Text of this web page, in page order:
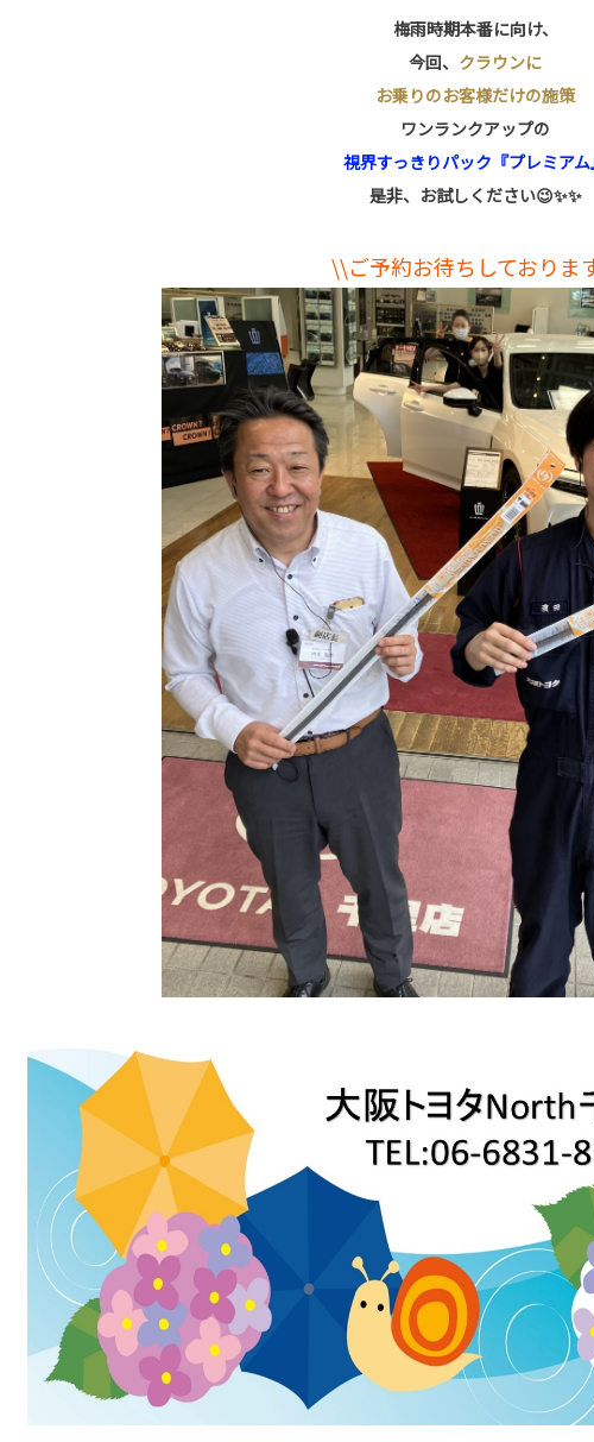
梅雨時期本番に向け、
今回、 クラウンに
お乗りのお客様だけの施策
ワンランクアップの
視界すっきりパック『プレミアム
是非、お試しください😉✨✨
\\ご予約お待ちしておりま